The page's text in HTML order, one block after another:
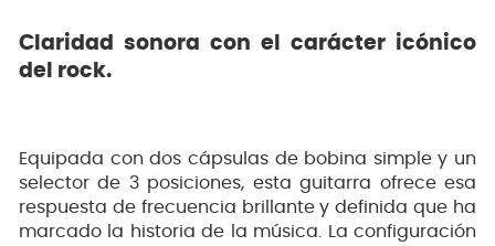
Claridad sonora con el carácter icónico
del rock.
Equipada con dos cápsulas de bobina simple y un
selector de 3 posiciones, esta guitarra ofrece esa
respuesta de frecuencia brillante y definida que ha
marcado la historia de la música. La configuración